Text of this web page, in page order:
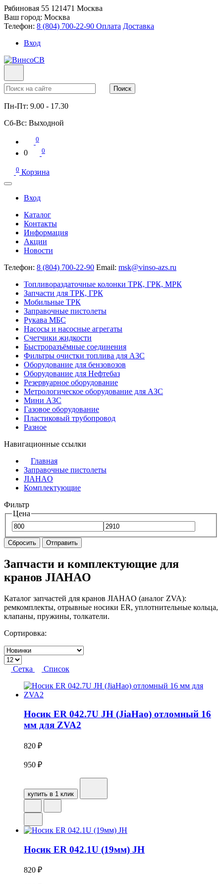
Рябиновая 55 121471 Москва
Ваш город: Москва
Телефон: 8 (804) 700-22-90 Оплата Доставка
Вход
Поиск
Пн-Пт: 9.00 - 17.30
Сб-Вс: Выходной
0
0 0
0 Корзина
Вход
Каталог
Контакты
Информация
Акции
Новости
Телефон: 8 (804) 700-22-90 Email: msk@vinso-azs.ru
Топливораздаточные колонки ТРК, ГРК, МРК
Запчасти для ТРК, ГРК
Мобильные ТРК
Заправочные пистолеты
Рукава МБС
Насосы и насосные агрегаты
Счетчики жидкости
Быстроразъёмные соединения
Фильтры очистки топлива для АЗС
Оборудование для бензовозов
Оборудование для Нефтебаз
Резервуарное оборудование
Метрологическое оборудование для АЗС
Мини АЗС
Газовое оборудование
Пластиковый трубопровод
Разное
Навигационные ссылки
Главная
Заправочные пистолеты
JIAHAO
Комплектующие
Фильтр
Цена
Сбросить Отправить
Запчасти и комплектующие для
кранов JIAHAO
Каталог запчастей для кранов JIAHAO (аналог ZVA):
ремкомплекты, отрывные носики ER, уплотнительные кольца,
клапаны, пружины, толкатели.
Сортировка:
Сетка Список
Носик ER 042.7U JH (JiaHao) отломный 16
мм для ZVA2
820 ₽
950 ₽
купить в 1 клик
Носик ER 042.1U (19мм) JH
820 ₽